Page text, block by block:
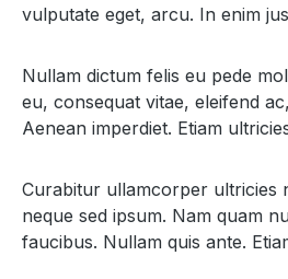
vulputate eget, arcu. In enim
Nullam dictum felis eu pede
eu, consequat vitae, eleifend
Aenean imperdiet. Etiam
Curabitur ullamcorper ultricies
neque sed ipsum. Nam quam
faucibus. Nullam quis ante.